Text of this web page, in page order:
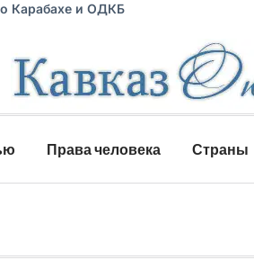
о Карабахе и ОДКБ
Права человека Страны